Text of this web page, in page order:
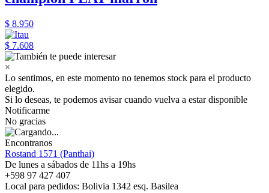
$ 8.950
$ 7.608
×
Lo sentimos, en este momento no tenemos stock para el producto
elegido.
Si lo deseas, te podemos avisar cuando vuelva a estar disponible
Notificarme
No gracias
Encontranos
Rostand 1571 (Panthai)
De lunes a sábados de 11hs a 19hs
+598 97 427 407
Local para pedidos: Bolivia 1342 esq. Basilea